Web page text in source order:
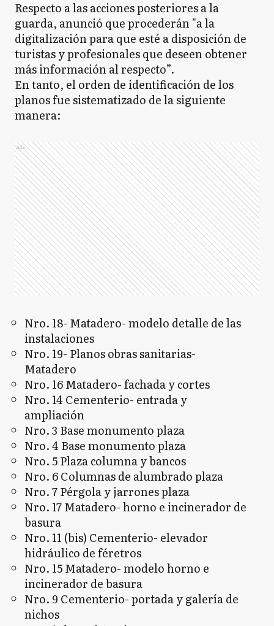
Respecto a las acciones posteriores a la
guarda, anunció que procederán "a la
digitalización para que esté a disposición de
turistas y profesionales que deseen obtener
más información al respecto”.
En tanto, el orden de identificación de los
planos fue sistematizado de la siguiente
manera:
Ads
Nro. 18- Matadero- modelo detalle de las
instalaciones
Nro. 19- Planos obras sanitarias-
Matadero
Nro. 16 Matadero- fachada y cortes
Nro. 14 Cementerio- entrada y
ampliación
Nro. 3 Base monumento plaza
Nro. 4 Base monumento plaza
Nro. 5 Plaza columna y bancos
Nro. 6 Columnas de alumbrado plaza
Nro. 7 Pérgola y jarrones plaza
Nro. 17 Matadero- horno e incinerador de
basura
Nro. 11 (bis) Cementerio- elevador
hidráulico de féretros
Nro. 15 Matadero- modelo horno e
incinerador de basura
Nro. 9 Cementerio- portada y galería de
nichos